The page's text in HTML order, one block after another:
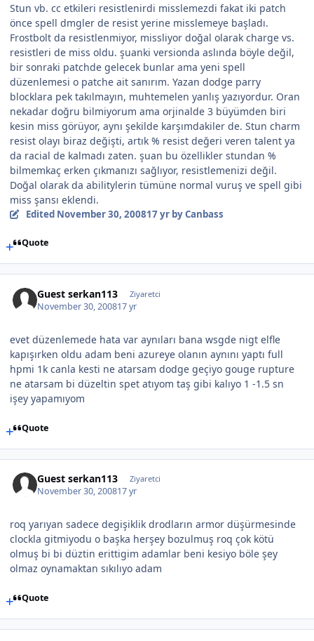
Stun vb. cc etkileri resistlenirdi misslemezdi fakat iki patch
önce spell dmgler de resist yerine misslemeye başladı.
Frostbolt da resistlenmiyor, missliyor doğal olarak charge vs.
resistleri de miss oldu. şuanki versionda aslında böyle değil,
bir sonraki patchde gelecek bunlar ama yeni spell
düzenlemesi o patche ait sanırım. Yazan dodge parry
blocklara pek takılmayın, muhtemelen yanlış yazıyordur. Oran
nekadar doğru bilmiyorum ama orjinalde 3 büyümden biri
kesin miss görüyor, aynı şekilde karşımdakiler de. Stun charm
resist olayı biraz değişti, artık % resist değeri veren talent ya
da racial de kalmadı zaten. şuan bu özellikler stundan %
bilmemkaç erken çıkmanızı sağlıyor, resistlemenizi değil.
Doğal olarak da abilitylerin tümüne normal vuruş ve spell gibi
miss şansı eklendi.
Edited November 30, 200817 yrby Canbass
Quote
Guest serkan113 Ziyaretci
November 30, 200817 yr
evet düzenlemede hata var aynıları bana wsgde nigt elfle
kapışırken oldu adam beni azureye olanın aynını yaptı full
hpmi 1k canla kesti ne atarsam dodge geçiyo gouge rupture
ne atarsam bi düzeltin spet atıyom taş gibi kalıyo 1 -1.5 sn
işey yapamıyom
Quote
Guest serkan113 Ziyaretci
November 30, 200817 yr
roq yarıyan sadece degişiklik drodların armor düşürmesinde
clockla gitmiyodu o başka herşey bozulmuş roq çok kötü
olmuş bi bi düztin erittigim adamlar beni kesiyo böle şey
olmaz oynamaktan sıkılıyo adam
Quote